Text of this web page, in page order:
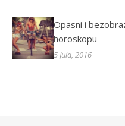
Opasni i
horoskopu
5 Jula, 2016